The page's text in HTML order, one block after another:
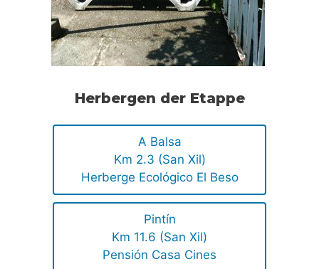
Herbergen der Etappe
A Balsa
Km 2.3 (San Xil)
Herberge Ecológico El Beso
Pintín
Km 11.6 (San Xil)
Pensión Casa Cines